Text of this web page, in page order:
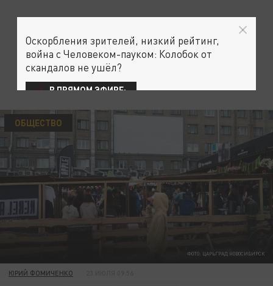
ФОТО: ЦАРЬГРАД НОВОСИБИРСК
ОБЩЕСТВО
ЮРИЙ ФОМИЧЕНКО
Оскорбления зрителей, низкий рейтинг,
война с Человеком-пауком: Колобок от
скандалов не ушёл?
В ПРЯМОМ ЭФИРЕ: